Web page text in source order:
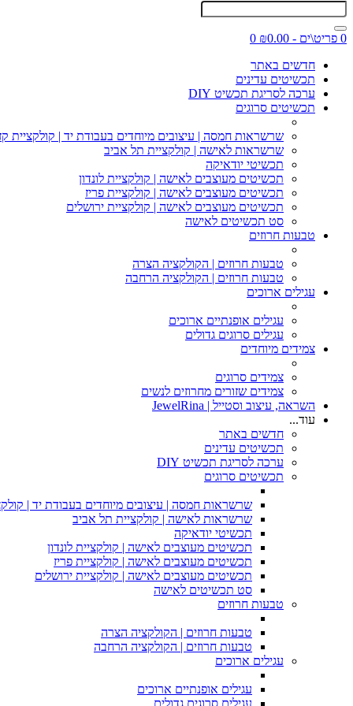
0 פריט\ים - ₪0.00
0
חדשים באתר
תכשיטים עדינים
ערכה לסריגת תכשיט DIY
תכשיטים סרוגים
שרשראות חמסה | עיצובים מיוחדים בעבודת יד | קולקציית
שרשראות לאישה | קולקציית תל אביב
תכשיטי יודאיקה
תכשיטים מעוצבים לאישה | קולקציית לונדון
תכשיטים מעוצבים לאישה | קולקציית פריז
תכשיטים מעוצבים לאישה | קולקציית ירושלים
סט תכשיטים לאישה
טבעות חרוזים
טבעות חרוזים | הקולקציה הצרה
טבעות חרוזים | הקולקציה הרחבה
עגילים ארוכים
עגילים אופנתיים ארוכים
עגילים סרוגים גדולים
צמידים מיוחדים
צמידים סרוגים
צמידים שזורים מחרוזים לנשים
השראה, עיצוב וסטייל | JewelRina
עוד...
חדשים באתר
תכשיטים עדינים
ערכה לסריגת תכשיט DIY
תכשיטים סרוגים
שרשראות חמסה | עיצובים מיוחדים בעבודת יד |
שרשראות לאישה | קולקציית תל אביב
תכשיטי יודאיקה
תכשיטים מעוצבים לאישה | קולקציית לונדון
תכשיטים מעוצבים לאישה | קולקציית פריז
תכשיטים מעוצבים לאישה | קולקציית ירושלים
סט תכשיטים לאישה
טבעות חרוזים
טבעות חרוזים | הקולקציה הצרה
טבעות חרוזים | הקולקציה הרחבה
עגילים ארוכים
עגילים אופנתיים ארוכים
עגילים סרוגים גדולים